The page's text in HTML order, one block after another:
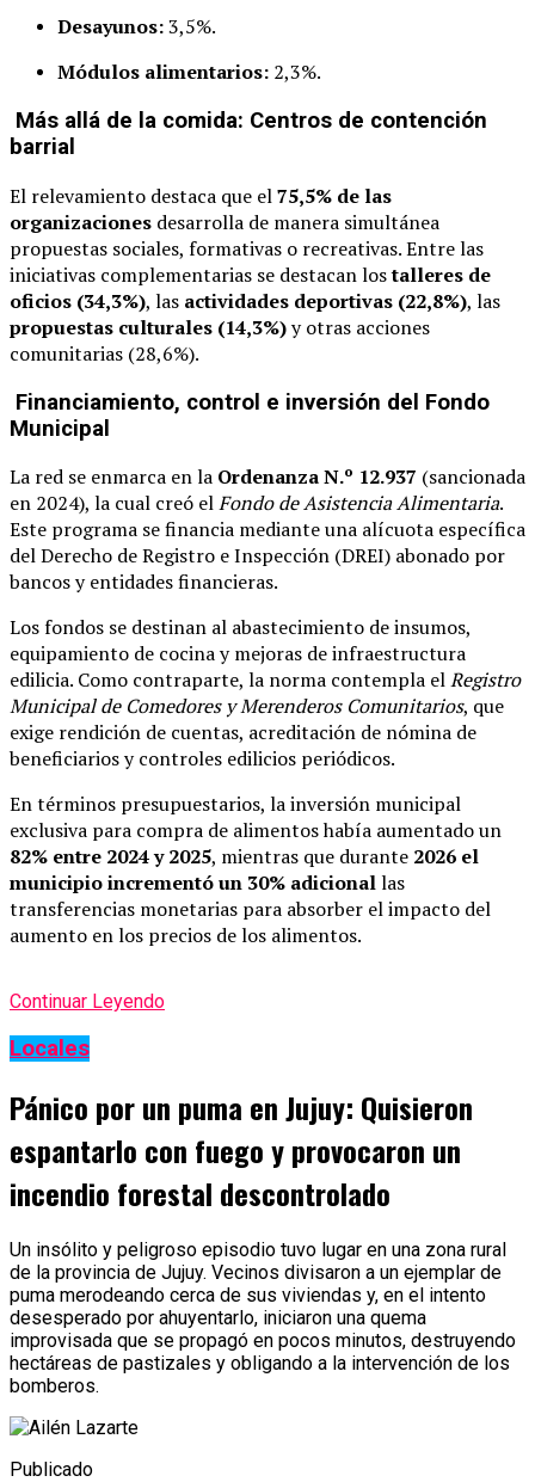
Desayunos:3,5%.
Módulos alimentarios: 2,3%.
Más allá de la comida: Centros de contención
barrial
El relevamiento destaca que el75,5% de las
organizaciones desarrolla de manera simultánea
propuestas sociales, formativas o recreativas. Entre las
iniciativas complementarias se destacan lostalleres de
oficios (34,3%), las actividades deportivas (22,8%), las
propuestas culturales (14,3%)y otras acciones
comunitarias (28,6%).
Financiamiento, control e inversión del Fondo
Municipal
La red se enmarca en la Ordenanza N.º 12.937 (sancionada
en 2024), la cual creó elFondo de Asistencia Alimentaria.
Este programa se financia mediante una alícuota específica
del Derecho de Registro e Inspección (DREI) abonado por
bancos y entidades financieras.
Los fondos se destinan al abastecimiento de insumos,
equipamiento de cocina y mejoras de infraestructura
edilicia. Como contraparte, la norma contempla elRegistro
Municipal de Comedores y Merenderos Comunitarios, que
exige rendición de cuentas, acreditación de nómina de
beneficiarios y controles edilicios periódicos.
En términos presupuestarios, la inversión municipal
exclusiva para compra de alimentos había aumentado un
82% entre 2024 y 2025, mientras que durante 2026 el
municipio incrementó un 30% adicionallas
transferencias monetarias para absorber el impacto del
aumento en los precios de los alimentos.
Continuar Leyendo
Locales
Pánico por un puma en Jujuy: Quisieron
espantarlo con fuego y provocaron un
incendio forestal descontrolado
Un insólito y peligroso episodio tuvo lugar en una zona rural
de la provincia de Jujuy. Vecinos divisaron a un ejemplar de
puma merodeando cerca de sus viviendas y, en el intento
desesperado por ahuyentarlo, iniciaron una quema
improvisada que se propagó en pocos minutos, destruyendo
hectáreas de pastizales y obligando a la intervención de los
bomberos.
Publicado